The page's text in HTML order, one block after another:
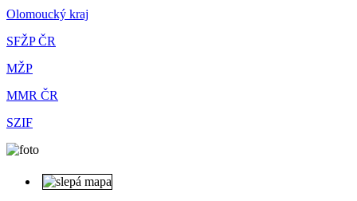
Olomoucký kraj
SFŽP ČR
MŽP
MMR ČR
SZIF